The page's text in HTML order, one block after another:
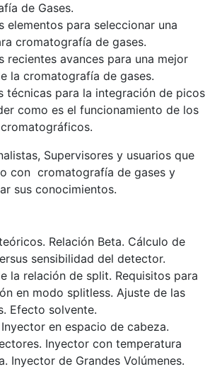
de Gases.
elementos para seleccionar una
cromatografía de gases.
recientes avances para una mejor
la cromatografía de gases.
técnicas para la integración de picos
como es el funcionamiento de los
Supervisores y usuarios que
con cromatografía de gases y
sus conocimientos.
Relación Beta. Cálculo de
sensibilidad del detector.
la relación de split. Requisitos para
en modo splitless. Ajuste de las
Efecto solvente.
en espacio de cabeza.
Inyector con temperatura
Inyector de Grandes Volúmenes.